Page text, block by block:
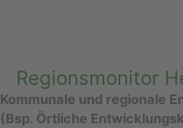
Regionsmonitor
Kommunale und regionale
(Bsp. Örtliche